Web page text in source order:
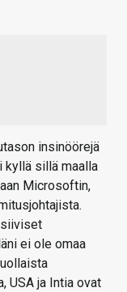
insinöörejä
kyllä sillä maalla
Microsoftin,
ei ole omaa
USA ja Intia ovat